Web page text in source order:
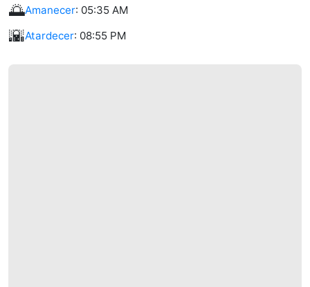
🌅Amanecer: 05:35 AM
🌇Atardecer: 08:55 PM